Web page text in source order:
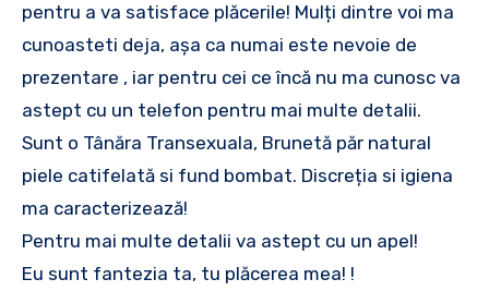
pentru a va satisface plăcerile! Mulți dintre voi ma
cunoasteti deja, așa ca numai este nevoie de
prezentare , iar pentru cei ce încă nu ma cunosc va
astept cu un telefon pentru mai multe detalii.
Sunt o Tânăra Transexuala, Brunetă păr natural
piele catifelată si fund bombat. Discreția si igiena
ma caracterizează!
Pentru mai multe detalii va astept cu un apel!
Eu sunt fantezia ta, tu plăcerea mea! !